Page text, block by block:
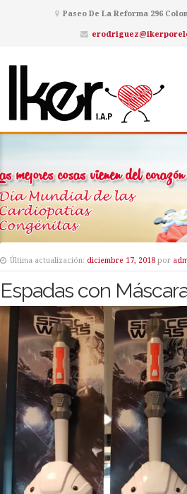
Paseo De La Reforma 296
Última actualización: diciembre 17, 2018 por
Espadas con